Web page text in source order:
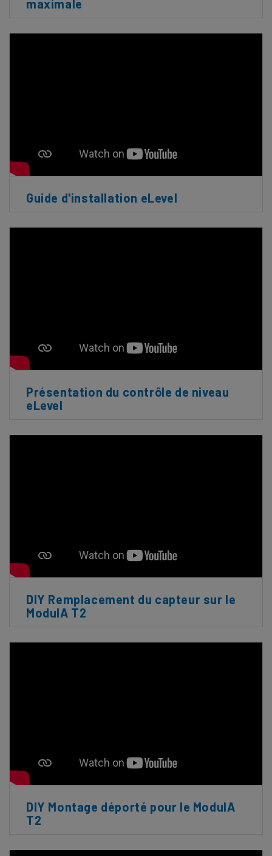
maximale
Guide d'installation eLevel
Présentation du contrôle de niveau
eLevel
DIY Remplacement du capteur sur le
ModulA T2
DIY Montage déporté pour le ModulA
T2